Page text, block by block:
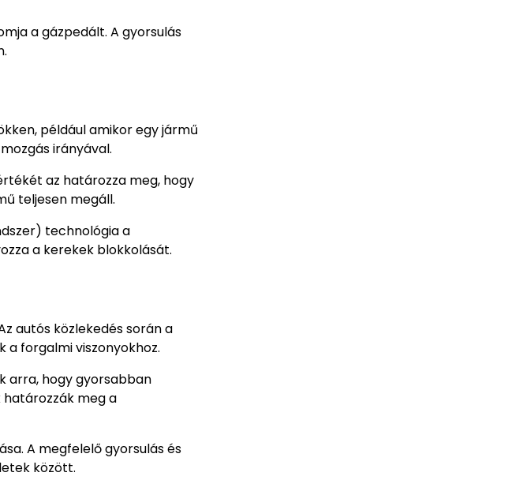
a gázpedált. A gyorsulás
például amikor egy jármű
irányával.
az határozza meg, hogy
teljesen megáll.
technológia a
a kerekek blokkolását.
autós közlekedés során a
a forgalmi viszonyokhoz.
arra, hogy gyorsabban
határozzák meg a
A megfelelő gyorsulás és
között.